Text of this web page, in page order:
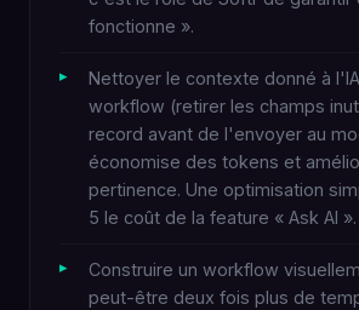
fonctionne ».
Nettoyer le contexte donné à
workflow (retirer les champs
record avant de l'envoyer au
économise des tokens et
pertinence. Une optimisation
5 le coût de la feature « Ask AI ».
Construire un workflow
peut-être deux fois plus de